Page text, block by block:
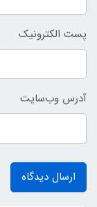
پست الکترونیک
آدرس وب‌سایت
ارسال دیدگاه